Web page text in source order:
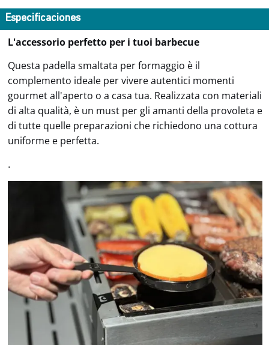
Especificaciones
L'accessorio perfetto per i tuoi barbecue
Questa padella smaltata per formaggio è il
complemento ideale per vivere autentici momenti
gourmet all'aperto o a casa tua. Realizzata con materiali
di alta qualità, è un must per gli amanti della provoleta e
di tutte quelle preparazioni che richiedono una cottura
uniforme e perfetta.
.